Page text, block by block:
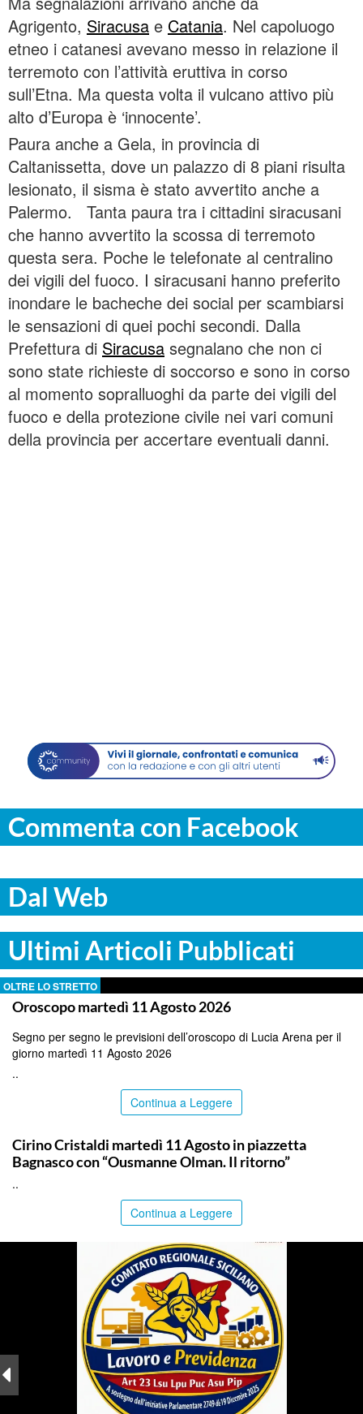
Agrigento, Siracusa e Catania. Nel capoluogo
etneo i catanesi avevano messo in relazione il
terremoto con l’attività eruttiva in corso
sull’Etna. Ma questa volta il vulcano attivo più
alto d’Europa è ‘innocente’.
Paura anche a Gela, in provincia di
Caltanissetta, dove un palazzo di 8 piani risulta
lesionato, il sisma è stato avvertito anche a
Palermo. Tanta paura tra i cittadini siracusani
che hanno avvertito la scossa di terremoto
questa sera. Poche le telefonate al centralino
dei vigili del fuoco. I siracusani hanno preferito
inondare le bacheche dei social per scambiarsi
le sensazioni di quei pochi secondi. Dalla
Prefettura di Siracusa segnalano che non ci
sono state richieste di soccorso e sono in corso
al momento sopralluoghi da parte dei vigili del
fuoco e della protezione civile nei vari comuni
della provincia per accertare eventuali danni.
Commenta con Facebook
Dal Web
Ultimi Articoli Pubblicati
OLTRE LO STRETTO
Oroscopo martedì 11 Agosto 2026
Segno per segno le previsioni dell’oroscopo di Lucia Arena per il
giorno martedì 11 Agosto 2026
..
Continua a Leggere
Cirino Cristaldi martedì 11 Agosto in piazzetta
Bagnasco con “Ousmanne Olman. Il ritorno”
..
Continua a Leggere